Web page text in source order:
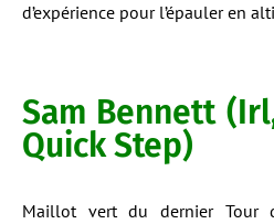
d’expérience pour l’épauler en
Sam Bennett
Quick Step)
Maillot vert du dernier Tour